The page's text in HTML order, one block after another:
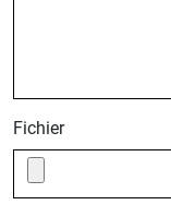
Fichier